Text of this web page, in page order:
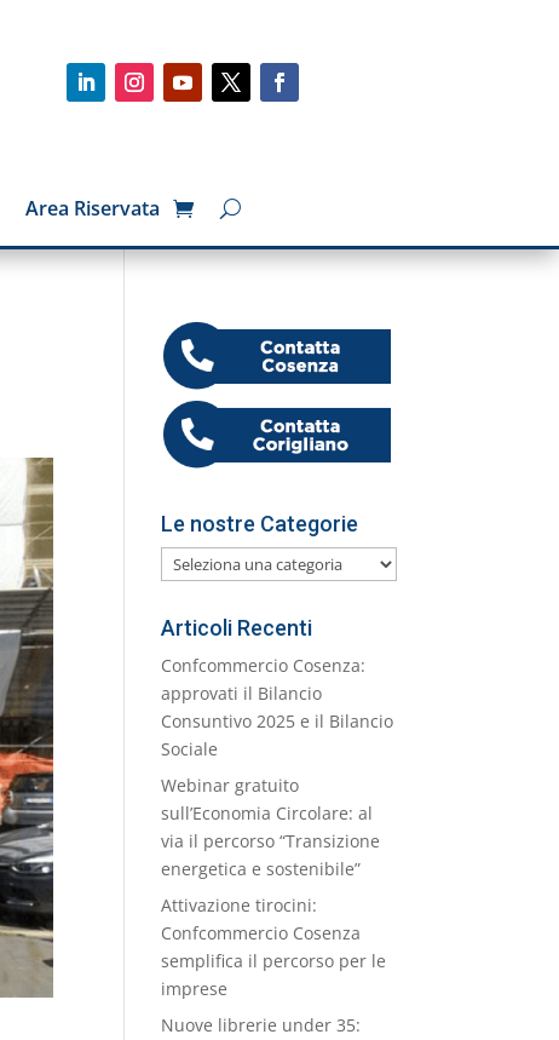
Area Riservata
Le nostre Categorie
Le
nostre
Categorie
Articoli Recenti
Confcommercio Cosenza:
approvati il Bilancio
Consuntivo 2025 e il Bilancio
Sociale
Webinar gratuito
sull’Economia Circolare: al
via il percorso “Transizione
energetica e sostenibile”
Attivazione tirocini:
Confcommercio Cosenza
semplifica il percorso per le
imprese
Nuove librerie under 35: